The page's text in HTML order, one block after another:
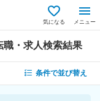
気になる メニュー
職・求人検索結果
条件で並び替え